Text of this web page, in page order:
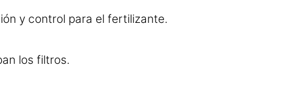
y control para el fertilizante.
los filtros.